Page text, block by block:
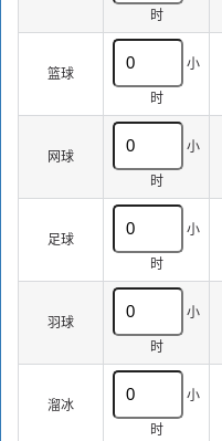
时
篮球
小
时
网球
小
时
足球
小
时
羽球
小
时
溜冰
小
时